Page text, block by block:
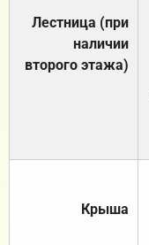
Лестница (при
наличии
второго этажа)
Крыша